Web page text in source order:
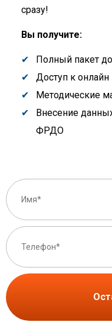
сразу!
Вы получите:
Полный пакет
Доступ к
Методические
Внесение
ФРДО